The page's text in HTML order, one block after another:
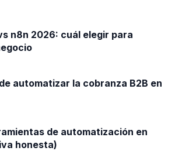
n8n 2026: cuál elegir para
automatizar la cobranza B2B en
de automatización en
honesta)